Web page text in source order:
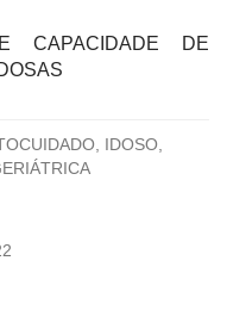
CAPACIDADE DE
IDOSO,